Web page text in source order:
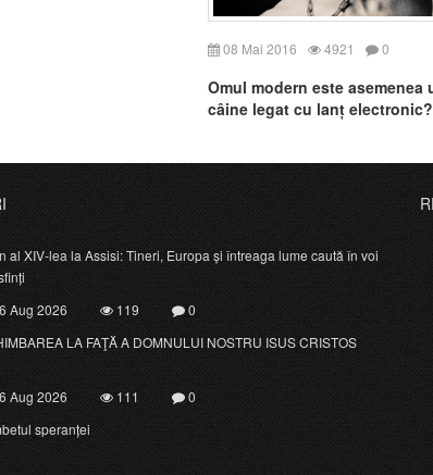
08 Mai 2016 4921 0
Omul modern este asemenea
câine legat cu lanț electronic?
al XIV-lea la Assisi: Tineri, Europa și întreaga lume caută în voi
Aug 2026
119
0
LA FAŢĂ A DOMNULUI NOSTRU ISUS CRISTOS
Aug 2026 111
0
speranței